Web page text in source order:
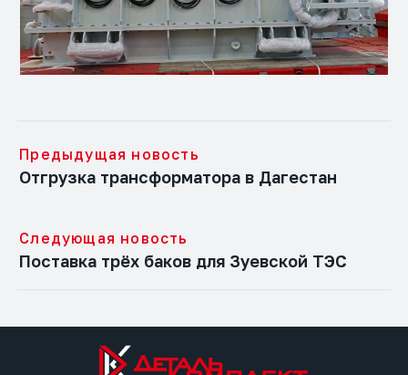
Предыдущая новость
Отгрузка трансформатора в Дагестан
Следующая новость
Поставка трёх баков для Зуевской ТЭС